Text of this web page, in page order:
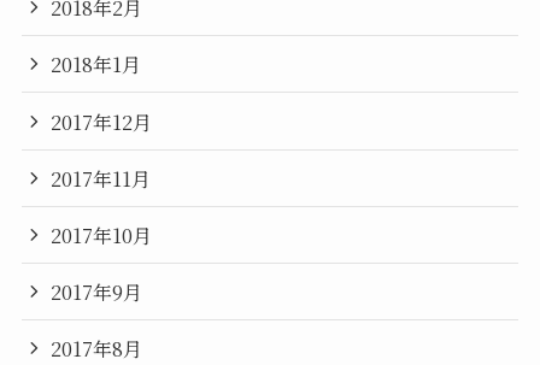
2018年2月
2018年1月
2017年12月
2017年11月
2017年10月
2017年9月
2017年8月